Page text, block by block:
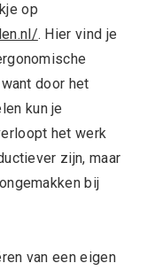
op
. Hier vind je
door het
kun je
het werk
zijn, maar
bij
van een eigen